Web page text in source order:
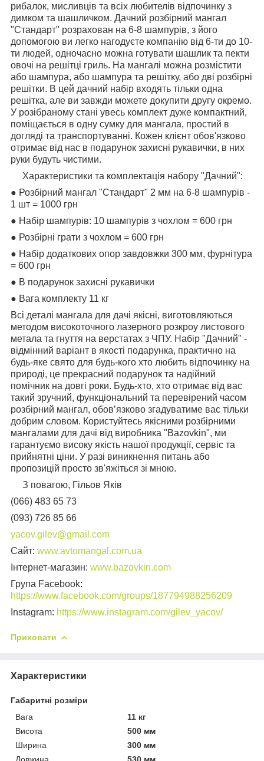
рибалок, мисливців та всіх любителів відпочинку з
димком та шашличком. Дачний розбірний мангал
"Стандарт" розрахован на 6-8 шампурів, з його
допомогою ви легко нагодуєте компанію від 6-ти до 10-
ти людей, одночасно можна готувати шашлик та пекти
овочі на решітці гриль. На мангалі можна розмістити
або шампура, або шампура та решітку, або дві розбірні
решітки. В цей дачний набір входять тільки одна
решітка, але ви завжди можете докупити другу окремо.
У розібраному стані увесь комплект дуже компактний,
поміщається в одну сумку для мангала, простий в
догляді та транспортуванні. Кожен клієнт обов'язково
отримає від нас в подарунок захисні рукавички, в них
руки будуть чистими.
Характеристики та комплектація набору "Дачний":
● Розбірний мангал "Стандарт" 2 мм на 6-8 шампурів -
1 шт = 1000 грн
● Набір шампурів: 10 шампурів з чохлом = 600 грн
● Розбірні грати з чохлом = 600 грн
● Набір додаткових опор завдовжки 300 мм, фурнітура
= 600 грн
● В подарунок захисні рукавички
● Вага комплекту 11 кг
Всі деталі мангала для дачі якісні, виготовляються
методом високоточного лазерного розкроу листового
метала та гнуття на верстатах з ЧПУ. Набір "Дачний" -
відмінний варіант в якості подарунка, практично на
будь-яке свято для будь-кого хто любить відпочинку на
природі, це прекрасний подарунок та надійний
помічник на довгі роки. Будь-хто, хто отримає від вас
такий зручний, функціональний та перевірений часом
розбірний мангал, обов’язково згадуватиме вас тільки
добрим словом. Користуйтесь якісними розбірними
мангалами для дачі від виробника "Bazovkin", ми
гарантуємо високу якість нашої продукції, сервіс та
прийнятні ціни. У разі виникнення питань або
пропозицій просто зв'яжіться зі мною.
З повагою, Гільов Яків
(066) 483 65 73
(093) 726 85 66
yacov.gilev@gmail.com
Сайт: www.avtomangal.com.ua
Інтернет-магазин: www.bazovkin.com
Група Facebook:
https://www.facebook.com/groups/187794988256209
Instagram: https://www.instagram.com/gilev_yacov/
Приховати
Характеристики
Габаритні розміри
Вага
11 кг
Висота
500 мм
Ширина
300 мм
Довжина
530 мм